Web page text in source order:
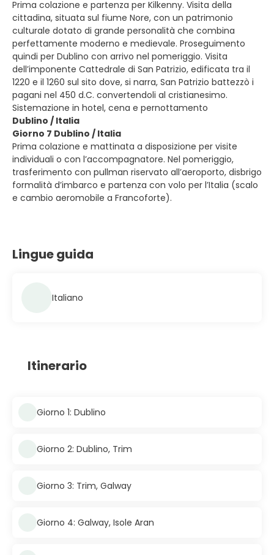
Prima colazione e partenza per Kilkenny. Visita della
cittadina, situata sul fiume Nore, con un patrimonio
culturale dotato di grande personalità che combina
perfettamente moderno e medievale. Proseguimento
quindi per Dublino con arrivo nel pomeriggio. Visita
dell’imponente Cattedrale di San Patrizio, edificata tra il
1220 e il 1260 sul sito dove, si narra, San Patrizio battezzò i
pagani nel 450 d.C. convertendoli al cristianesimo.
Sistemazione in hotel, cena e pernottamento
Dublino / Italia
Giorno 7 Dublino / Italia
Prima colazione e mattinata a disposizione per visite
individuali o con l’accompagnatore. Nel pomeriggio,
trasferimento con pullman riservato all’aeroporto, disbrigo
formalità d’imbarco e partenza con volo per l’Italia (scalo
e cambio aeromobile a Francoforte).
Lingue guida
Italiano
Itinerario
Giorno 1: Dublino
Giorno 2: Dublino, Trim
Giorno 3: Trim, Galway
Giorno 4: Galway, Isole Aran